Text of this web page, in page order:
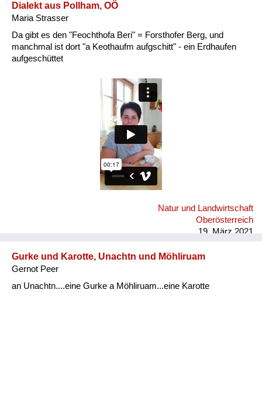
Dialekt aus Pollham, OÖ
Maria Strasser
Da gibt es den "Feochthofa Beri" = Forsthofer Berg, und
manchmal ist dort "a Keothaufm aufgschitt" - ein Erdhaufen
aufgeschüttet
Natur und Landwirtschaft
Oberösterreich
19. März 2021
Gurke und Karotte, Unachtn und Möhliruam
Gernot Peer
an Unachtn....eine Gurke a Möhliruam...eine Karotte